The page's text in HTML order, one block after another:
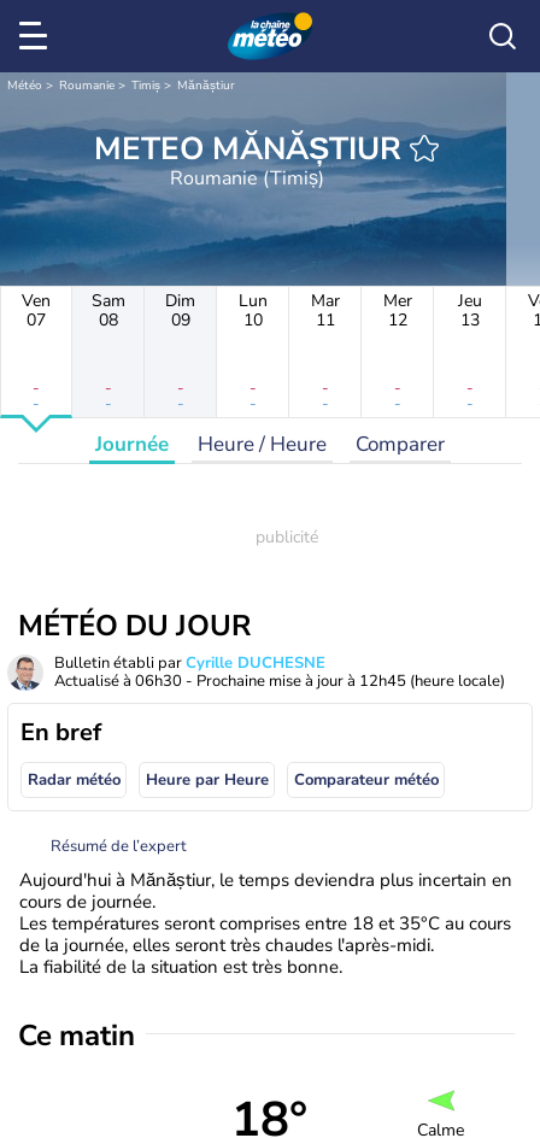
Météo Roumanie Timiș Mănăștiur
METEO MĂNĂȘTIUR
Roumanie (Timiș)
Ven
07
-
-
Sam
08
-
-
Dim
09
-
-
Lun
10
-
-
Mar
11
-
-
Mer
12
-
-
Jeu
13
-
-
Journée Heure / Heure Comparer
MÉTÉO DU JOUR
Bulletin établi parCyrille DUCHESNE
Actualisé à 06h30 - Prochaine mise à jour à 12h45 (heure locale)
En bref
Radar météo Heure par Heure Comparateur météo
Résumé de l’expert
Aujourd'hui à Mănăștiur, le temps deviendra plus incertain en
cours de journée.
Les températures seront comprises entre 18 et 35°C au cours
de la journée, elles seront très chaudes l'après-midi.
La fiabilité de la situation est très bonne.
Ce matin
18° Calme